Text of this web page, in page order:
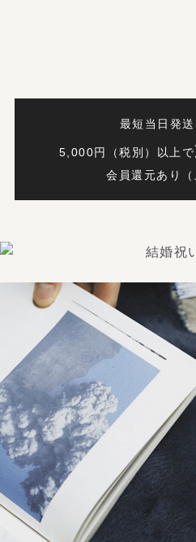
最短当日発
5,000円（税別）以上で
会員還元あり（